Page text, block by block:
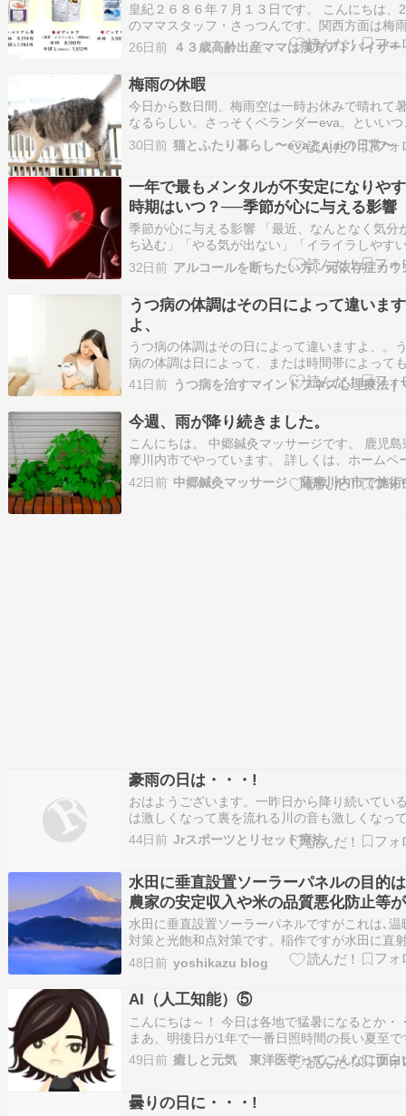
皇紀２６８６年７月１３日です。 こんにちは、
のママスタッフ・さっつんです。関西方面は梅
けしたようですが、まだまだジメジメとした空
残っていますね少しずつ気温も上がってきて、
の高さとも重なり寝苦しい…！！なんて方もい
しゃるのではないでしょうか？梅雨の時期にな
と…
26日前 ４３歳高齢出産ママは漢方アドバイザー
梅雨の休暇
今日から数日間、梅雨空は一時お休みで晴れて
なるらしい。さっそくベランダーeva。といいつ
つ、雨が降っていてもわりと気にせずベランダ
てますけども。グリーンズのチェックも怠らず
少なくて、ちょっとうつうつとした気分になっ
たり…
30日前 猫とふたり暮らし〜evaとaiaiの日常〜
一年で最もメンタルが不安定になりや
時期はいつ？──季節が心に与える影響
季節が心に与える影響 「最近、なんとなく気分
ち込む」「やる気が出ない」「イライラしやす
こうした心の変化は、必ずしも本人の性格や精
だけが原因ではありません。 実は、季節や環境
化は、自律神経やホルモンバランスに大きな影
与え、私たちのメンタルにも少なからず作用し
32日前
うつ病の体調はその日によって違います
よ、
うつ病の体調はその日によって違いますよ、。
病の体調は日によって、または時間帯によって
きく変動することが多いです。良い日もあれば
分が沈む日もあり、規則性が見えにくい場合も
ます。これは、うつ病が心だけでなく、脳や体
に影響を及ぼす病気だからです。例えば、以下
因…
41日前
今週、雨が降り続きました。
こんにちは。 中郷鍼灸マッサージです。 鹿児島
摩川内市でやっています。 詳しくは、ホームペ
を。こちらです。 今週、雨が降り続きました。
２４日（水）は、激しく降りました。 線状降水
42日前 中郷鍼灸マッサージ 薩摩川内市で施術
豪雨の日は・・・!
おはようございます。一昨日から降り続いてい
は激しくなって裏を流れる川の音も激しくなっ
る田川の朝です。施術所の温度計は21.7℃湿度
を示しています。 梅雨前線や台風の影響により
によって自律神経のバランスが乱れやすく…
44日前 Jrスポーツとリセット療法
水田に垂直設置ソーラーパネルの目的
農家の安定収入や米の品質悪化防止等
的です。
水田に垂直設置ソーラーパネルですがこれは､温
対策と光飽和点対策です。稲作ですが水田に直
光で水温が上がり稲の生育や米の品質悪化要因
ります。そもそも植物は､日照時間や温度も重要
がそもそも稲は､長時間の日照時間は､必要が無
の生育に１日６～８時間程度の日照時間で良い
48日前 yoshikazu blog
AI（人工知能）⑤
こんにちは～！ 今日は各地で猛暑になるとか・
まあ、明後日が1年で一番日照時間の長い夏至で
ら暑いのも仕方ないですね。 さて、今回もAIと
かAIブッダの話です。笑 （本当に漢方系のネタ
徳なさそうですし・・・」と仰っ…
49日前 癒しと元気 東洋医学ってこんなに面白
曇りの日に・・・!